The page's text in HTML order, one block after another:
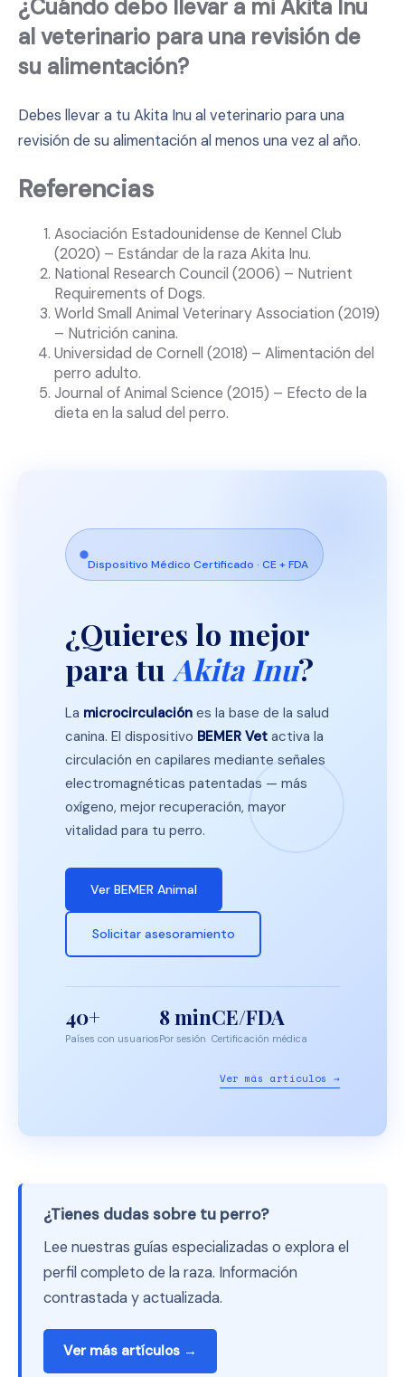
¿Cuándo debo llevar a mi Akita Inu
al veterinario para una revisión de
su alimentación?
Debes llevar a tu Akita Inu al veterinario para una
revisión de su alimentación al menos una vez al año.
Referencias
Asociación Estadounidense de Kennel Club
(2020) – Estándar de la raza Akita Inu.
National Research Council (2006) – Nutrient
Requirements of Dogs.
World Small Animal Veterinary Association (2019)
– Nutrición canina.
Universidad de Cornell (2018) – Alimentación del
perro adulto.
Journal of Animal Science (2015) – Efecto de la
dieta en la salud del perro.
Dispositivo Médico Certificado · CE + FDA
¿Quieres lo mejor
para tu Akita Inu?
La microcirculación es la base de la salud
canina. El dispositivo BEMER Vet activa la
circulación en capilares mediante señales
electromagnéticas patentadas — más
oxígeno, mejor recuperación, mayor
vitalidad para tu perro.
Ver BEMER Animal
Solicitar asesoramiento
40+
Países con usuarios
8 min
Por sesión
CE/FDA
Certificación médica
Ver más artículos →
¿Tienes dudas sobre tu perro?
Lee nuestras guías especializadas o explora el
perfil completo de la raza. Información
contrastada y actualizada.
Ver más artículos →